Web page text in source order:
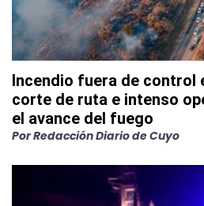
Incendio fuera de control
corte de ruta e intenso
el avance del fuego
PorRedacción Diario de Cuyo